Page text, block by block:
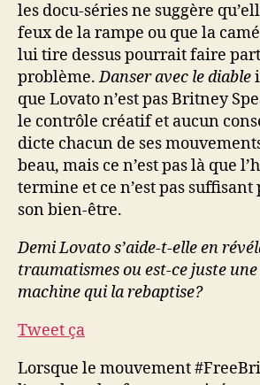
les docu-séries ne suggère
feux de la rampe ou que la
lui tire dessus pourrait faire
problème.Danser avec le diable
que Lovato n’est pas Britney
le contrôle créatif et aucun
dicte chacun de ses
beau, mais ce n’est pas là que
termine et ce n’est pas
son bien-être.
Demi Lovato s’aide-t-elle en
traumatismes ou est-ce juste
machine qui la rebaptise?
Tweet ça
Lorsque le mouvement